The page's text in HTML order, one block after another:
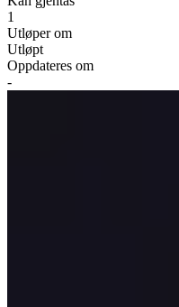
1
Utløper om
Utløpt
Oppdateres om
-